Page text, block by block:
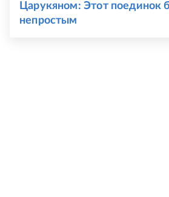
Царукяном: Этот поединок
непростым